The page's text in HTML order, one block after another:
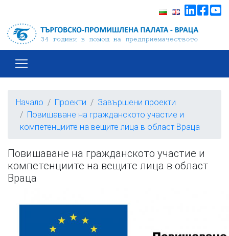
Начало Проекти
Завършени проекти
Повишаване на гражданското участие и
компетенциите на вещите лица в област Враца
Повишаване на гражданското участие и
компетенциите на вещите лица в област
Враца